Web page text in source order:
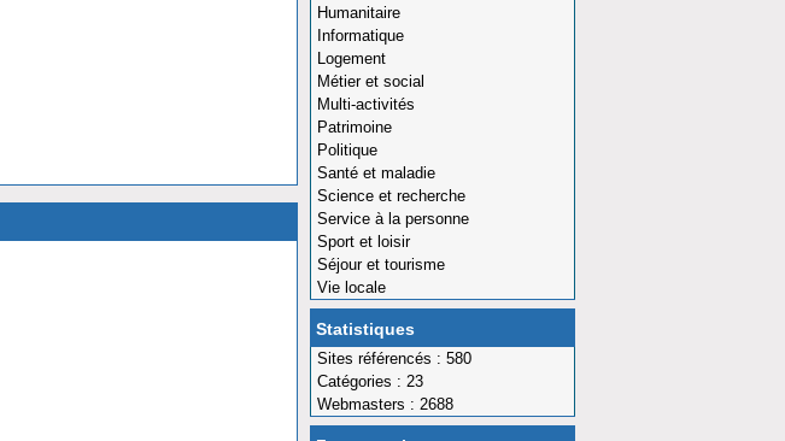
Humanitaire
Informatique
Logement
Métier et social
Multi-activités
Patrimoine
Politique
Santé et maladie
Science et recherche
Service à la personne
Sport et loisir
Séjour et tourisme
Vie locale
Statistiques
Sites référencés : 580
Catégories : 23
Webmasters : 2688